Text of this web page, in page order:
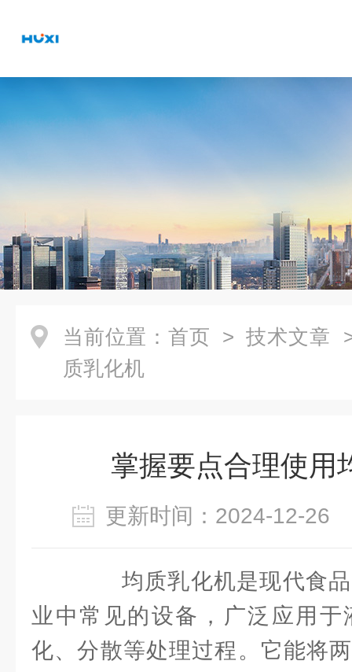
当前位置： 首页 > 技术文章
质乳化机
掌握要点合理使用
更新时间：2024-12-
均质乳化机是现代食品
业中常见的设备，广泛应用
化、分散等处理过程。它能将